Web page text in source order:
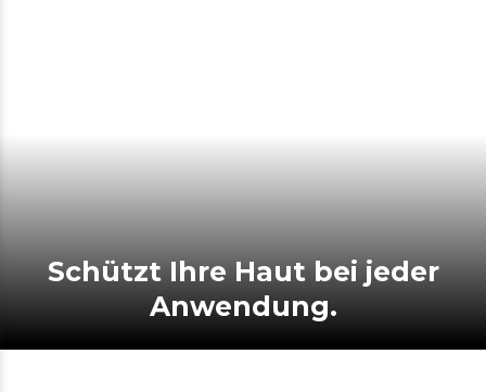
Schützt Ihre Haut bei jeder
Anwendung.